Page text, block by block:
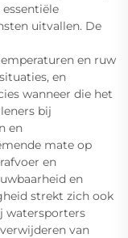
uitvallen. De
en ruw
en
wanneer die het
bij
en
mate op
en
en
strekt zich ook
watersporters
van